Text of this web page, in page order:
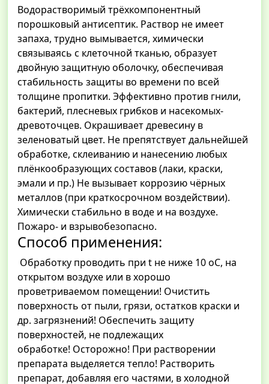
Водорастворимый трёхкомпонентный
порошковый антисептик. Раствор не имеет
запаха, трудно вымывается, химически
связываясь с клеточной тканью, образует
двойную защитную оболочку, обеспечивая
стабильность защиты во времени по всей
толщине пропитки. Эффективно против гнили,
бактерий, плесневых грибков и насекомых-
древоточцев. Окрашивает древесину в
зеленоватый цвет. Не препятствует дальнейшей
обработке, склеиванию и нанесению любых
плёнкообразующих составов (лаки, краски,
эмали и пр.) Не вызывает коррозию чёрных
металлов (при краткосрочном воздействии).
Химически стабильно в воде и на воздухе.
Пожаро- и взрывобезопасно.
Способ применения:
Обработку проводить при t не ниже 10 оС, на
открытом воздухе или в хорошо
проветриваемом помещении! Очистить
поверхность от пыли, грязи, остатков краски и
др. загрязнений! Обеспечить защиту
поверхностей, не подлежащих
обработке! Осторожно! При растворении
препарата выделяется тепло! Растворить
препарат, добавляя его частями, в холодной